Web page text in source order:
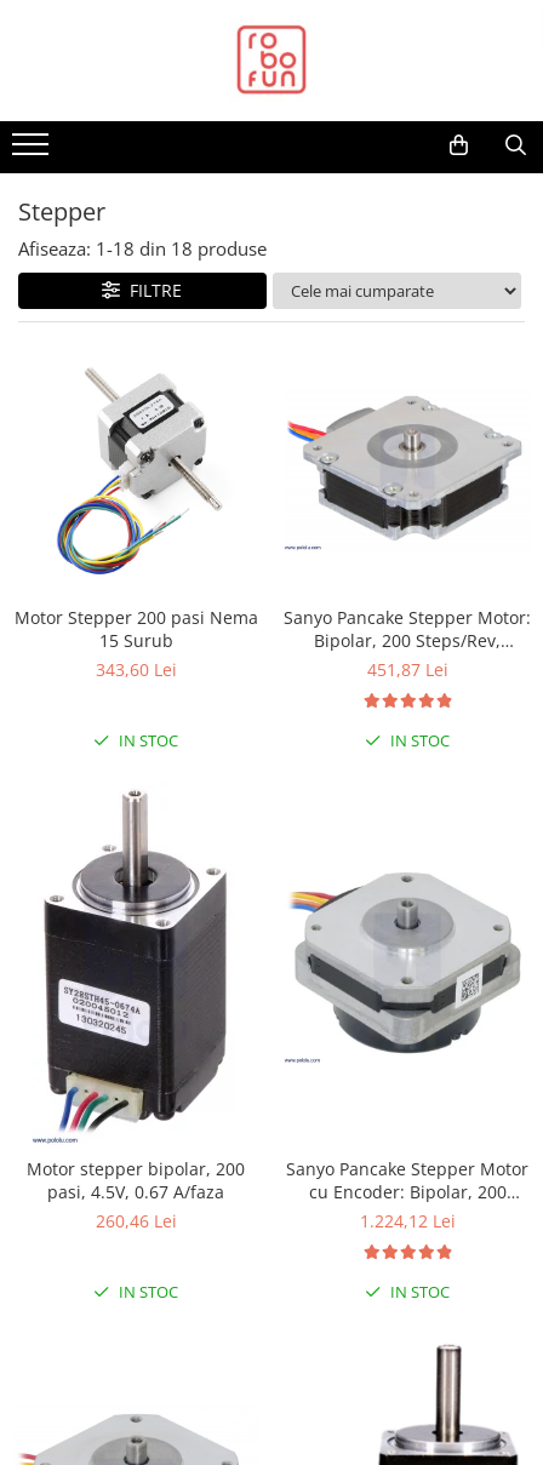
Arduino Original
Arduino Compatibil
Raspberry PI
Alimentare
Racire
Accesorii
Cabluri si Conectori
Adaptoare si convertoare
Convertor USB la serial
Datalogger
LCD
Module
Multiplexor
Radio
Releu
RS-232
RS-485
RTC
Telecomenzi
Cutii
Stepper
Afiseaza: 1-18 din 18 produse
FILTRE
Motor Stepper 200 pasi Nema
15 Surub
343,60 Lei
IN STOC
Sanyo Pancake Stepper Motor:
Bipolar, 200 Steps/Rev,
50×16mm, 5.9V, 1 A/Phase
451,87 Lei
IN STOC
Motor stepper bipolar, 200
pasi, 4.5V, 0.67 A/faza
260,46 Lei
IN STOC
Sanyo Pancake Stepper Motor
cu Encoder: Bipolar, 200
Steps/Rev, 42×24.5mm, 3.5V, 1
1.224,12 Lei
IN STOC